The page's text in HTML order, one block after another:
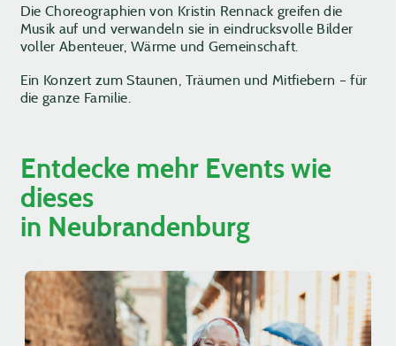
Die Choreographien von Kristin Rennack greifen die
Musik auf und verwandeln sie in eindrucksvolle Bilder
voller Abenteuer, Wärme und Gemeinschaft.
Ein Konzert zum Staunen, Träumen und Mitfiebern – für
die ganze Familie.
Entdecke mehr Events wie
dieses
in Neubrandenburg